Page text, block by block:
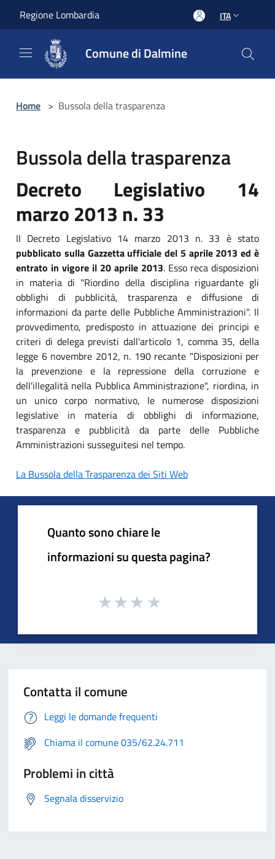
Regione Lombardia ITA
Comune di Dalmine
Home > Bussola della trasparenza
Bussola della trasparenza
Decreto Legislativo 14
marzo 2013 n. 33
Il Decreto Legislativo 14 marzo 2013 n. 33 è stato
pubblicato sulla Gazzetta ufficiale del 5 aprile 2013 ed è
entrato in vigore il 20 aprile 2013. Esso reca disposizioni
in materia di "Riordino della disciplina riguardante gli
obblighi di pubblicità, trasparenza e diffusione di
informazioni da parte delle Pubbliche Amministrazioni". Il
provvedimento, predisposto in attuazione dei principi e
criteri di delega previsti dall'articolo 1, comma 35, della
legge 6 novembre 2012, n. 190 recante "Disposizioni per
la prevenzione e la repressione della corruzione e
dell'illegalità nella Pubblica Amministrazione", riordina, in
un unico corpo normativo, le numerose disposizioni
legislative in materia di obblighi di informazione,
trasparenza e pubblicità da parte delle Pubbliche
Amministrazioni susseguitesi nel tempo.
La Bussola della Trasparenza dei Siti Web
Quanto sono chiare le
informazioni su questa pagina?
Contatta il comune
Leggi le domande frequenti
Chiama il comune 035/62.24.711
Problemi in città
Segnala disservizio